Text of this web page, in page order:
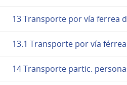
13 Transporte por vía ferrea
13.1 Transporte por vía
14 Transporte partic.